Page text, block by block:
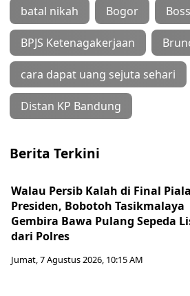
batal nikah Bogor
BPJS Ketenagakerjaan
cara dapat uang sejuta sehari
Distan KP Bandung
Berita Terkini
Walau Persib Kalah di Final Piala
Presiden, Bobotoh Tasikmalaya
Gembira Bawa Pulang Sepeda
dari Polres
Jumat, 7 Agustus 2026, 10:15 AM